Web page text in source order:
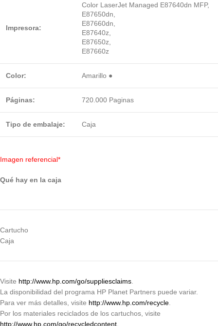
Impresora:
Color LaserJet Managed E87640dn MFP,
E87650dn,
E87660dn,
E87640z,
E87650z,
E87660z
Color: Amarillo ●
Páginas: 720.000 Paginas
Tipo de embalaje: Caja
Imagen referencial*
Qué hay en la caja
Cartucho
Caja
Visite http://www.hp.com/go/suppliesclaims
La disponibilidad del programa HP Planet Partners puede variar.
Para ver más detalles, visite http://www.hp.com/recycle
Por los materiales reciclados de los cartuchos, visite
http://www.hp.com/go/recycledcontent